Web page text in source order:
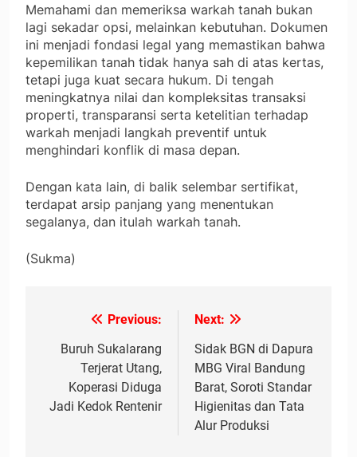
Memahami dan memeriksa warkah tanah bukan
lagi sekadar opsi, melainkan kebutuhan. Dokumen
ini menjadi fondasi legal yang memastikan bahwa
kepemilikan tanah tidak hanya sah di atas kertas,
tetapi juga kuat secara hukum. Di tengah
meningkatnya nilai dan kompleksitas transaksi
properti, transparansi serta ketelitian terhadap
warkah menjadi langkah preventif untuk
menghindari konflik di masa depan.
Dengan kata lain, di balik selembar sertifikat,
terdapat arsip panjang yang menentukan
segalanya, dan itulah warkah tanah.
(Sukma)
Navigasi
pos
Previous:
Buruh Sukalarang
Terjerat Utang,
Koperasi Diduga
Jadi Kedok Rentenir
Next:
Sidak BGN di Dapura
MBG Viral Bandung
Barat, Soroti Standar
Higienitas dan Tata
Alur Produksi